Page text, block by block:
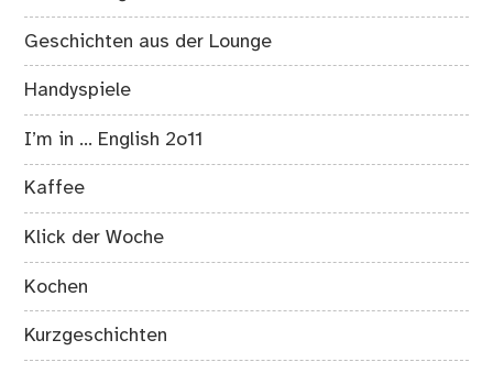
Geschichten aus der Lounge
Handyspiele
I’m in … English 2o11
Kaffee
Klick der Woche
Kochen
Kurzgeschichten